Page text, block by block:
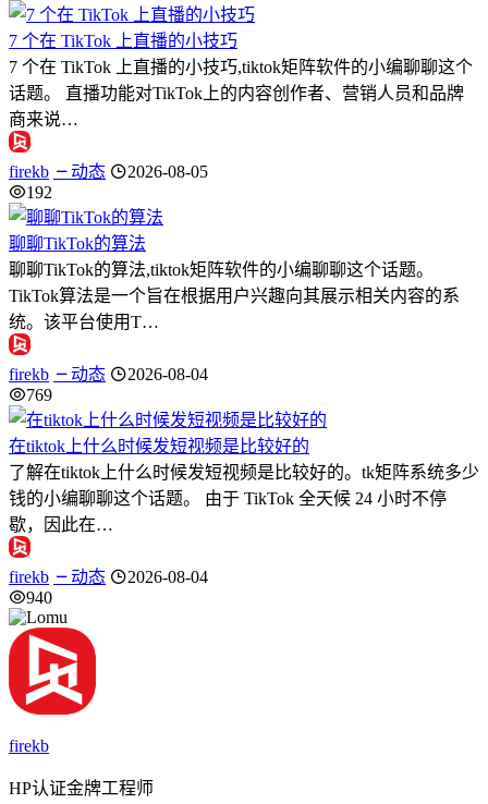
7 个在 TikTok 上直播的小技巧
7 个在 TikTok 上直播的小技巧,tiktok矩阵软件的小编聊聊这个
话题。 直播功能对TikTok上的内容创作者、营销人员和品牌
商来说…
firekb 动态
2026-08-05
192
聊聊TikTok的算法
聊聊TikTok的算法,tiktok矩阵软件的小编聊聊这个话题。
TikTok算法是一个旨在根据用户兴趣向其展示相关内容的系
统。该平台使用T…
firekb 动态
2026-08-04
769
在tiktok上什么时候发短视频是比较好的
了解在tiktok上什么时候发短视频是比较好的。tk矩阵系统多少
钱的小编聊聊这个话题。 由于 TikTok 全天候 24 小时不停
歇，因此在…
firekb 动态
2026-08-04
940
firekb
HP认证金牌工程师